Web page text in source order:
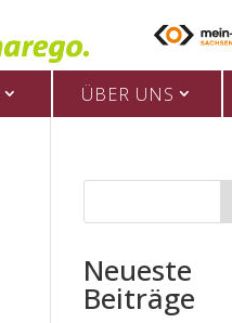
ÜBER UNS
Neueste
Beiträge